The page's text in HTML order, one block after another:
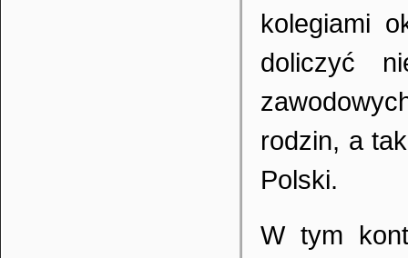
kolegiami
doliczyć
rodzin, a
Polski.
W tym